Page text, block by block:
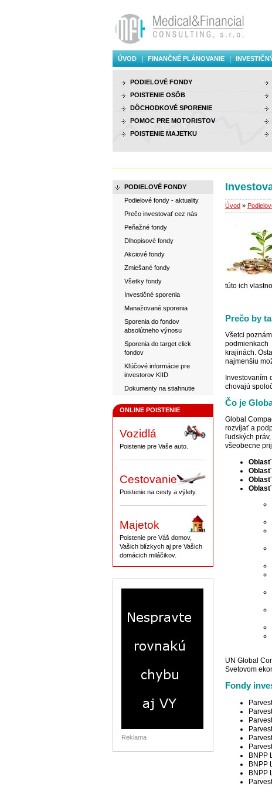
ÚVOD FINANČNÉ PLÁNOVANIE
PODIELOVÉ FONDY
POISTENIE OSÔB
DÔCHODKOVÉ SPORENIE
POMOC PRE MOTORISTOV
POISTENIE MAJETKU
PODIELOVÉ FONDY
Podielové fondy - aktuality
Prečo investovať cez nás
Peňažné fondy
Dlhopisové fondy
Akciové fondy
Zmiešané fondy
Všetky fondy
Investičné sporenia
Manažované sporenia
Sporenia do fondov
absolútneho výnosu
Sporenia do target click
fondov
Kľúčové informácie pre
investorov KIID
Dokumenty na stiahnutie
ONLINE POISTENIE
Vozidlá
Poistenie pre Vaše auto.
Cestovanie
Poistenie na cesty a výlety.
Majetok
Poistenie pre Váš domov,
Vašich blízkych aj pre Vašich
domácich miláčikov.
Reklama
Úvod »
túto ich
Prečo by
Všetci
krajinách.
najmenšiu
Investovaním
chovajú
Čo je
Global
rozvíjať a
ľudských
všeobecne
UN Global
Svetovom
Fondy
BNPP
BNPP
BNPP